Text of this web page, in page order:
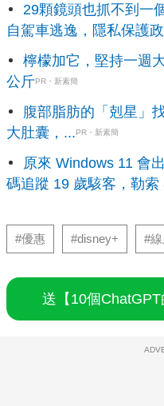
29顆鏡頭也抓不到一
自駕車逃逸，隱私保護
檸檬加它，堅持一週
公斤PR・新素簡
腹部脂肪的「剋星」
大肚囊，...PR・新素簡
原來 Windows 11 會
碼追蹤 19 歲駭客，勒
#優惠 #disney+ #
送【10個